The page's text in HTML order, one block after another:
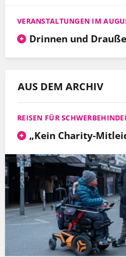
VERANSTALTUNGEN IM
Drinnen und
AUS DEM ARCHIV
REISEN FÜR
„Kein Charity-